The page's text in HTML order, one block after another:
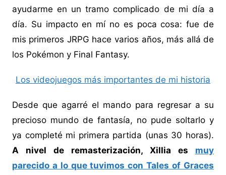
ayudarme en un tramo complicado de mi día a
día. Su impacto en mí no es poca cosa: fue de
mis primeros JRPG hace varios años, más allá de
los Pokémon y Final Fantasy.
Los videojuegos más importantes de mi historia
Desde que agarré el mando para regresar a su
precioso mundo de fantasía, no pude soltarlo y
ya completé mi primera partida (unas 30 horas).
A nivel de remasterización, Xillia es muy
parecido a lo que tuvimos con Tales of Graces